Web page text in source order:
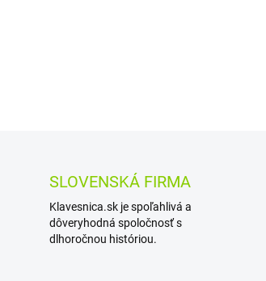
SLOVENSKÁ FIRMA
Klavesnica.sk je spoľahlivá a
dôveryhodná spoločnosť s
dlhoročnou históriou.